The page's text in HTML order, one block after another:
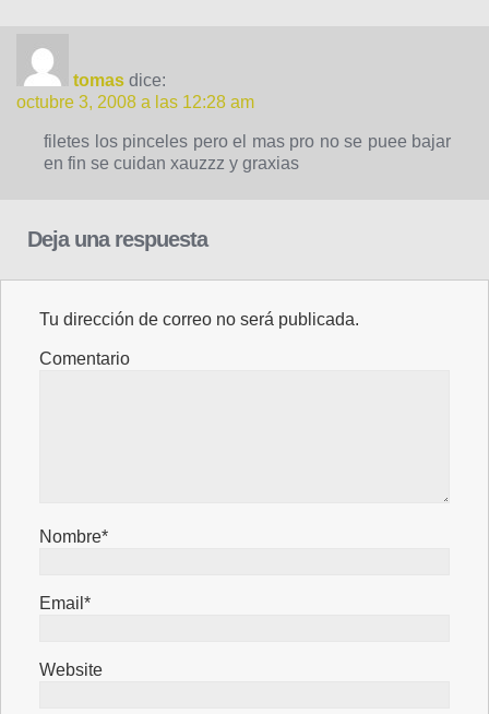
tomas dice:
octubre 3, 2008 a las 12:28 am
filetes los pinceles pero el mas pro no se puee bajar
en fin se cuidan xauzzz y graxias
Deja una respuesta
Tu dirección de correo no será publicada.
Comentario
Nombre*
Email*
Website